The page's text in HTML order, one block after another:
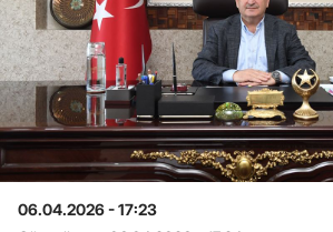
06.04.2026 - 17:23